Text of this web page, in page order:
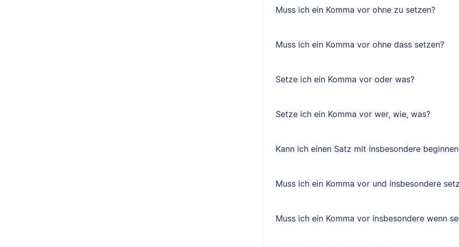
Muss ich ein Komma vor ohne zu setzen?
Muss ich ein Komma vor ohne dass setzen?
Setze ich ein Komma vor oder was?
Setze ich ein Komma vor wer, wie, was?
Kann ich einen Satz mit insbesondere
Muss ich ein Komma vor und insbesondere
Muss ich ein Komma vor insbesondere wenn